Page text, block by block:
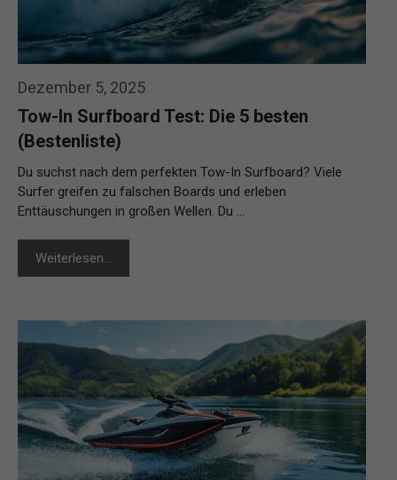
Dezember 5, 2025
Tow-In Surfboard Test: Die 5 besten
(Bestenliste)
Du suchst nach dem perfekten Tow-In Surfboard? Viele
Surfer greifen zu falschen Boards und erleben
Enttäuschungen in großen Wellen. Du …
Weiterlesen…